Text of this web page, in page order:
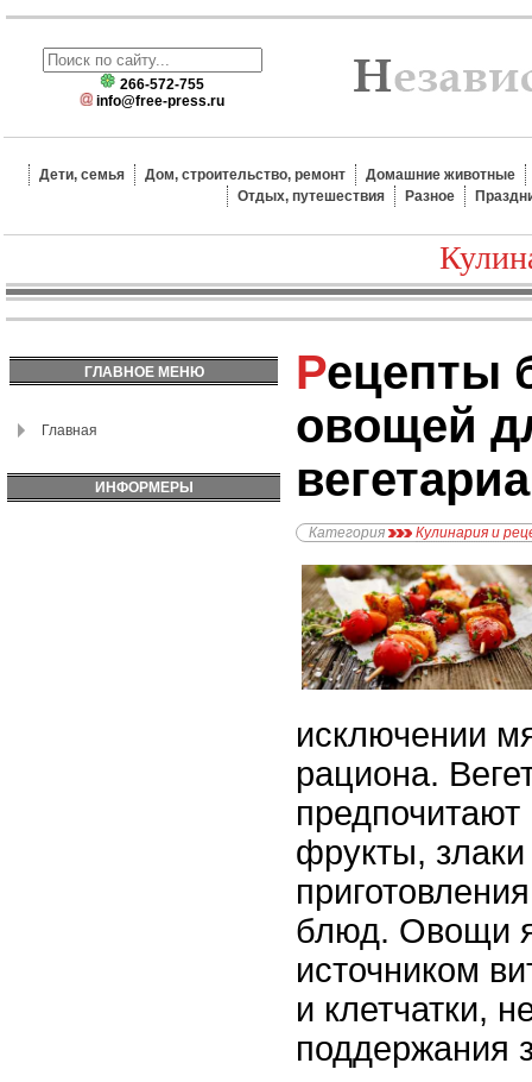
266-572-755
info@free-press.ru
Дети, семья Дом, строительство, ремонт
Домашние животные
Отдых, путешествия
Разное
ГЛАВНОЕ МЕНЮ
Главная
ИНФОРМЕРЫ
Рецепты блюд из
овощей
Категория Кулинария и
исключении
рациона.
фрукты,
блюд. Овощи
источником
и клетчатки,
поддержания